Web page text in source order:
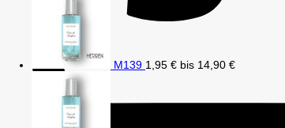
M139 1,95 € bis 14,90 €